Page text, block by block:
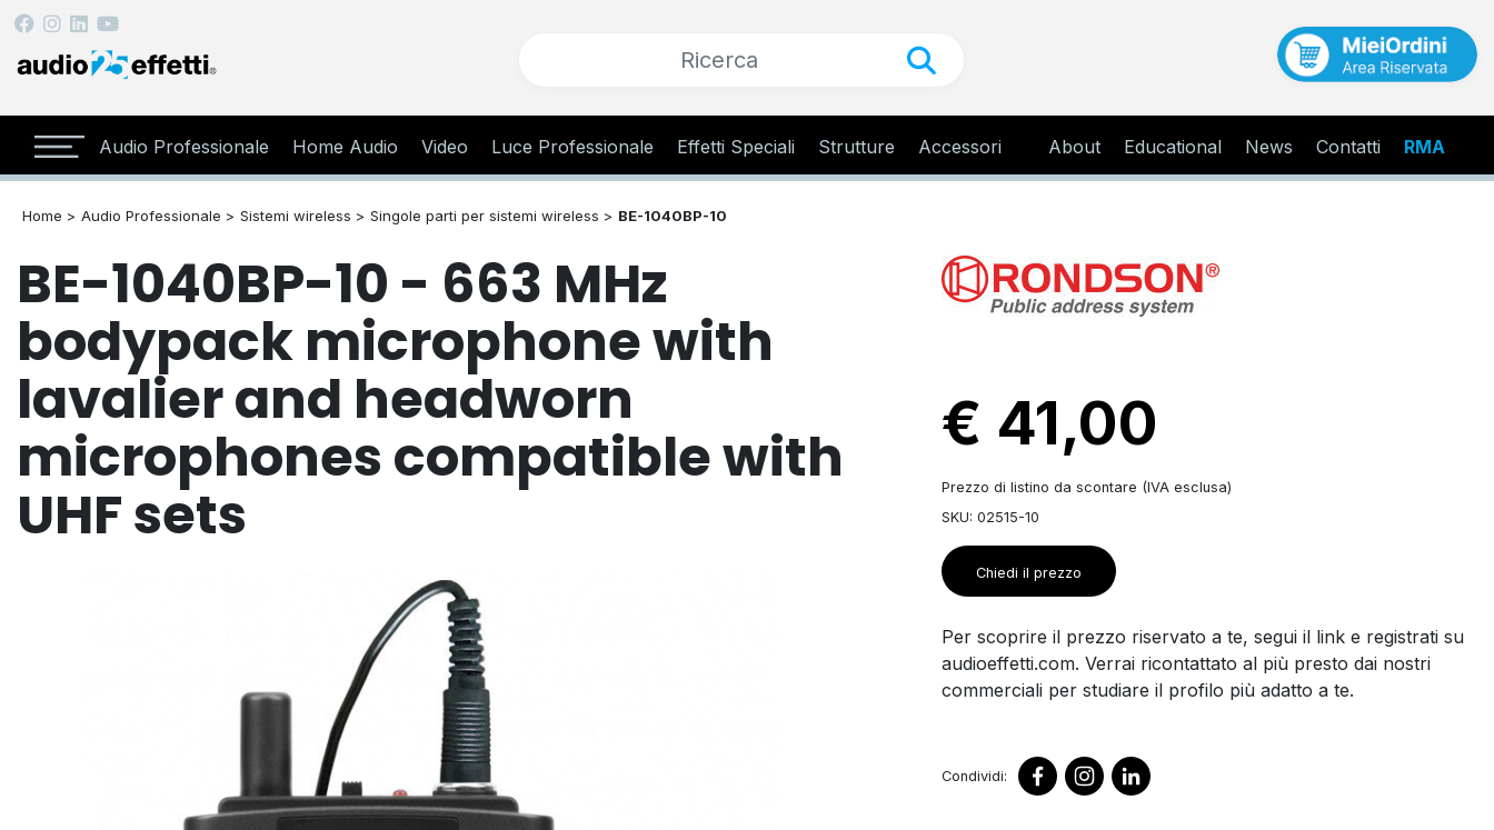
Audio Professionale Home Audio Video Luce Professionale Effetti Speciali Strutture Accessori About Educational News Contatti RMA
Home > Audio Professionale > Sistemi wireless > Singole parti per sistemi wireless > BE-1040BP-10
BE-1040BP-10 - 663 MHz
bodypack microphone with
lavalier and headworn
microphones compatible with
UHF sets
€ 41,00
Prezzo di listino da scontare (IVA esclusa)
SKU: 02515-10
Chiedi il prezzo
Per scoprire il prezzo riservato a te, segui il link e registrati su
audioeffetti.com. Verrai ricontattato al più presto dai nostri
commerciali per studiare il profilo più adatto a te.
Condividi: